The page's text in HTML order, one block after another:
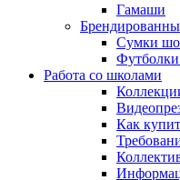
Гамаши
Сумки
Футболки
Работа со школами
Как